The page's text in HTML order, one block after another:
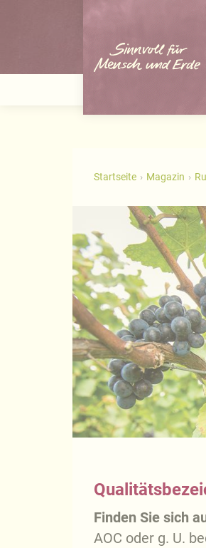
Startseite Magazin
Finden Sie sich
AOC oder g. U.